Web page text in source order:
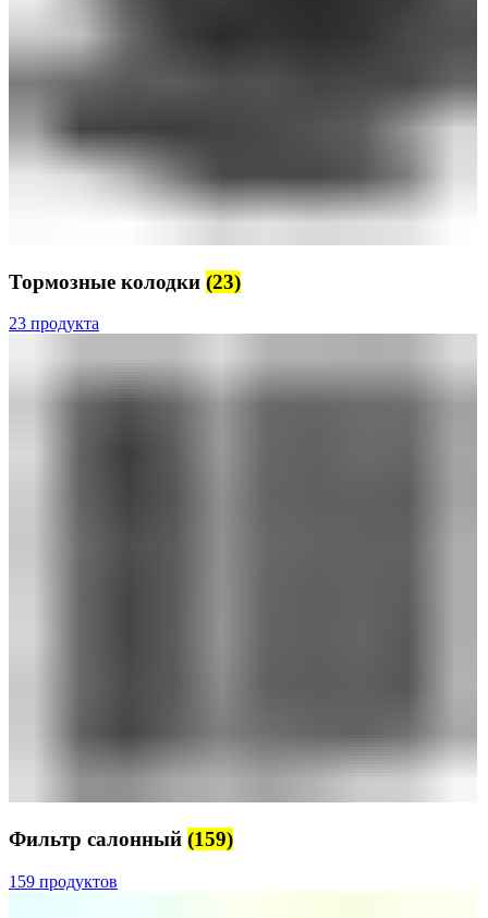
Тормозные колодки (23)
23 продукта
Фильтр салонный (159)
159 продуктов